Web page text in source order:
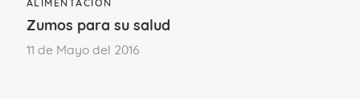
ALIMENTACIÓN
Zumos para su salud
11 de Mayo del 2016